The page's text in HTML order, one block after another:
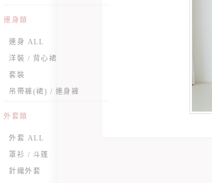
連身類
連身 ALL
洋裝 / 背心裙
套裝
吊帶褲(裙) / 連身褲
外套類
外套 ALL
罩衫 / 斗篷
針織外套